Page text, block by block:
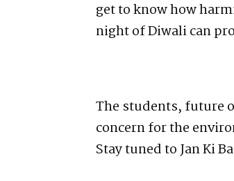
get to know how
night of Diwali can
The students, future
concern for the
Stay tuned to Jan Ki